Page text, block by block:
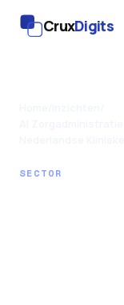
CruxDigits
SECTOR